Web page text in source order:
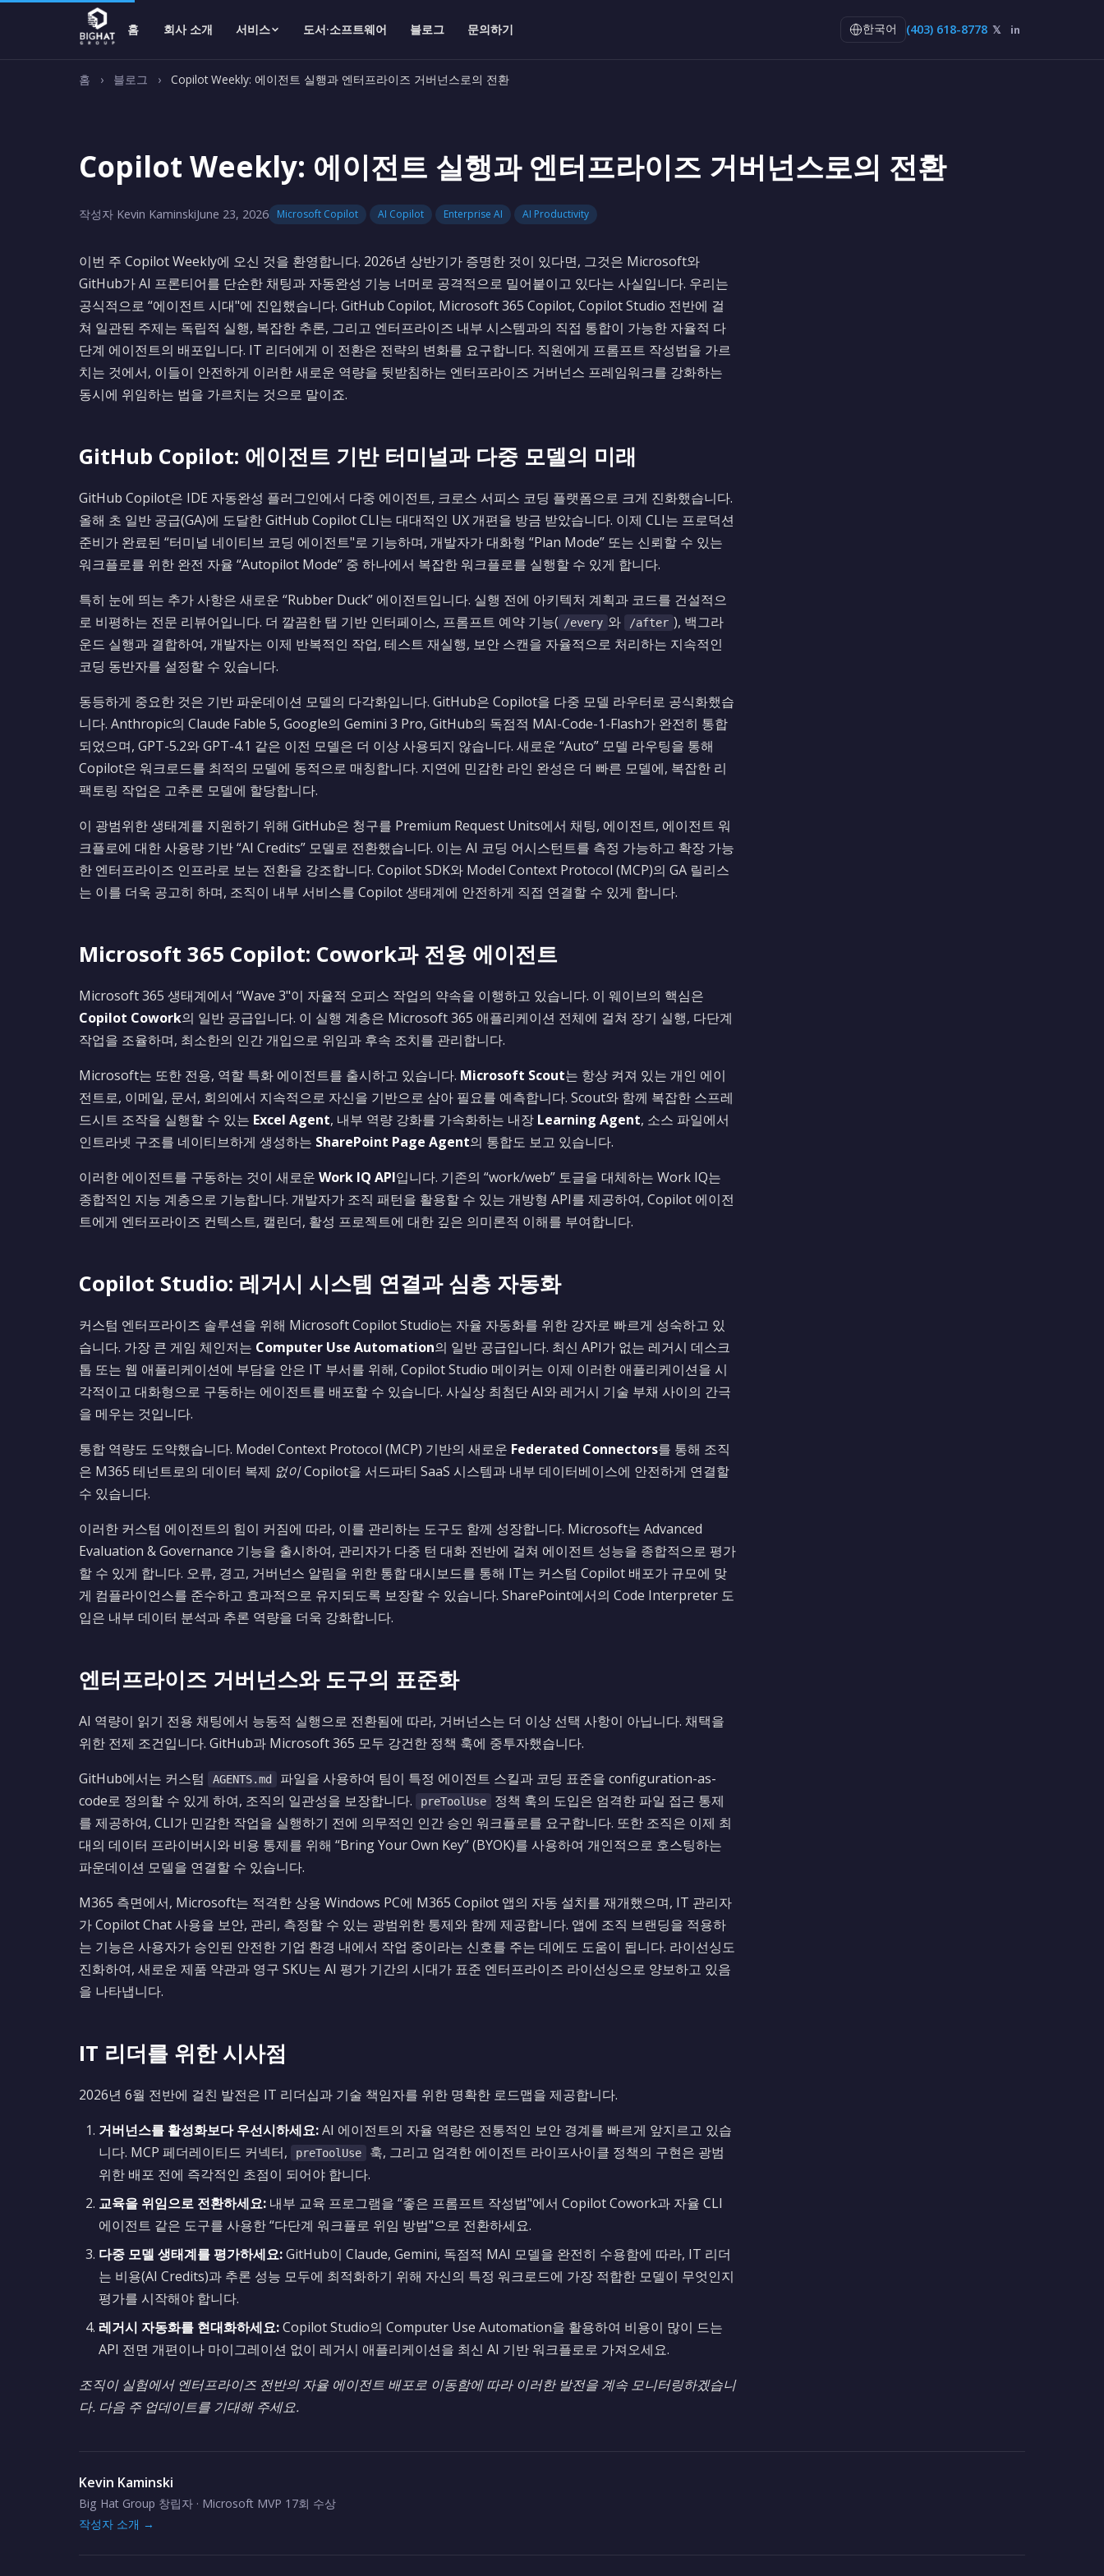
홈 회사 소개 서비스 도서·소프트웨어 블로그 문의하기 한국어 (403) 618-8778 𝕏 in
홈 › 블로그 › Copilot Weekly: 에이전트 실행과 엔터프라이즈 거버넌스로의 전환
Copilot Weekly: 에이전트 실행과 엔터프라이즈 거버넌스로의 전환
작성자 Kevin KaminskiJune 23, 2026 Microsoft Copilot AI Copilot Enterprise AI AI Productivity
이번 주 Copilot Weekly에 오신 것을 환영합니다. 2026년 상반기가 증명한 것이 있다면, 그것은 Microsoft와
GitHub가 AI 프론티어를 단순한 채팅과 자동완성 기능 너머로 공격적으로 밀어붙이고 있다는 사실입니다. 우리는
공식적으로 “에이전트 시대"에 진입했습니다. GitHub Copilot, Microsoft 365 Copilot, Copilot Studio 전반에 걸
쳐 일관된 주제는 독립적 실행, 복잡한 추론, 그리고 엔터프라이즈 내부 시스템과의 직접 통합이 가능한 자율적 다
단계 에이전트의 배포입니다. IT 리더에게 이 전환은 전략의 변화를 요구합니다. 직원에게 프롬프트 작성법을 가르
치는 것에서, 이들이 안전하게 이러한 새로운 역량을 뒷받침하는 엔터프라이즈 거버넌스 프레임워크를 강화하는
동시에 위임하는 법을 가르치는 것으로 말이죠.
GitHub Copilot: 에이전트 기반 터미널과 다중 모델의 미래
GitHub Copilot은 IDE 자동완성 플러그인에서 다중 에이전트, 크로스 서피스 코딩 플랫폼으로 크게 진화했습니다.
올해 초 일반 공급(GA)에 도달한 GitHub Copilot CLI는 대대적인 UX 개편을 방금 받았습니다. 이제 CLI는 프로덕션
준비가 완료된 “터미널 네이티브 코딩 에이전트"로 기능하며, 개발자가 대화형 “Plan Mode” 또는 신뢰할 수 있는
워크플로를 위한 완전 자율 “Autopilot Mode” 중 하나에서 복잡한 워크플로를 실행할 수 있게 합니다.
특히 눈에 띄는 추가 사항은 새로운 “Rubber Duck” 에이전트입니다. 실행 전에 아키텍처 계획과 코드를 건설적으
로 비평하는 전문 리뷰어입니다. 더 깔끔한 탭 기반 인터페이스, 프롬프트 예약 기능( /every 와 /after ), 백그라
운드 실행과 결합하여, 개발자는 이제 반복적인 작업, 테스트 재실행, 보안 스캔을 자율적으로 처리하는 지속적인
코딩 동반자를 설정할 수 있습니다.
동등하게 중요한 것은 기반 파운데이션 모델의 다각화입니다. GitHub은 Copilot을 다중 모델 라우터로 공식화했습
니다. Anthropic의 Claude Fable 5, Google의 Gemini 3 Pro, GitHub의 독점적 MAI-Code-1-Flash가 완전히 통합
되었으며, GPT-5.2와 GPT-4.1 같은 이전 모델은 더 이상 사용되지 않습니다. 새로운 “Auto” 모델 라우팅을 통해
Copilot은 워크로드를 최적의 모델에 동적으로 매칭합니다. 지연에 민감한 라인 완성은 더 빠른 모델에, 복잡한 리
팩토링 작업은 고추론 모델에 할당합니다.
이 광범위한 생태계를 지원하기 위해 GitHub은 청구를 Premium Request Units에서 채팅, 에이전트, 에이전트 워
크플로에 대한 사용량 기반 “AI Credits” 모델로 전환했습니다. 이는 AI 코딩 어시스턴트를 측정 가능하고 확장 가능
한 엔터프라이즈 인프라로 보는 전환을 강조합니다. Copilot SDK와 Model Context Protocol (MCP)의 GA 릴리스
는 이를 더욱 공고히 하며, 조직이 내부 서비스를 Copilot 생태계에 안전하게 직접 연결할 수 있게 합니다.
Microsoft 365 Copilot: Cowork과 전용 에이전트
Microsoft 365 생태계에서 “Wave 3"이 자율적 오피스 작업의 약속을 이행하고 있습니다. 이 웨이브의 핵심은
Copilot Cowork의 일반 공급입니다. 이 실행 계층은 Microsoft 365 애플리케이션 전체에 걸쳐 장기 실행, 다단계
작업을 조율하며, 최소한의 인간 개입으로 위임과 후속 조치를 관리합니다.
Microsoft는 또한 전용, 역할 특화 에이전트를 출시하고 있습니다. Microsoft Scout는 항상 켜져 있는 개인 에이
전트로, 이메일, 문서, 회의에서 지속적으로 자신을 기반으로 삼아 필요를 예측합니다. Scout와 함께 복잡한 스프레
드시트 조작을 실행할 수 있는 Excel Agent, 내부 역량 강화를 가속화하는 내장 Learning Agent, 소스 파일에서
인트라넷 구조를 네이티브하게 생성하는 SharePoint Page Agent의 통합도 보고 있습니다.
이러한 에이전트를 구동하는 것이 새로운 Work IQ API입니다. 기존의 “work/web” 토글을 대체하는 Work IQ는
종합적인 지능 계층으로 기능합니다. 개발자가 조직 패턴을 활용할 수 있는 개방형 API를 제공하여, Copilot 에이전
트에게 엔터프라이즈 컨텍스트, 캘린더, 활성 프로젝트에 대한 깊은 의미론적 이해를 부여합니다.
Copilot Studio: 레거시 시스템 연결과 심층 자동화
커스텀 엔터프라이즈 솔루션을 위해 Microsoft Copilot Studio는 자율 자동화를 위한 강자로 빠르게 성숙하고 있
습니다. 가장 큰 게임 체인저는 Computer Use Automation의 일반 공급입니다. 최신 API가 없는 레거시 데스크
톱 또는 웹 애플리케이션에 부담을 안은 IT 부서를 위해, Copilot Studio 메이커는 이제 이러한 애플리케이션을 시
각적이고 대화형으로 구동하는 에이전트를 배포할 수 있습니다. 사실상 최첨단 AI와 레거시 기술 부채 사이의 간극
을 메우는 것입니다.
통합 역량도 도약했습니다. Model Context Protocol (MCP) 기반의 새로운 Federated Connectors를 통해 조직
은 M365 테넌트로의 데이터 복제 없이Copilot을 서드파티 SaaS 시스템과 내부 데이터베이스에 안전하게 연결할
수 있습니다.
이러한 커스텀 에이전트의 힘이 커짐에 따라, 이를 관리하는 도구도 함께 성장합니다. Microsoft는 Advanced
Evaluation & Governance 기능을 출시하여, 관리자가 다중 턴 대화 전반에 걸쳐 에이전트 성능을 종합적으로 평가
할 수 있게 합니다. 오류, 경고, 거버넌스 알림을 위한 통합 대시보드를 통해 IT는 커스텀 Copilot 배포가 규모에 맞
게 컴플라이언스를 준수하고 효과적으로 유지되도록 보장할 수 있습니다. SharePoint에서의 Code Interpreter 도
입은 내부 데이터 분석과 추론 역량을 더욱 강화합니다.
엔터프라이즈 거버넌스와 도구의 표준화
AI 역량이 읽기 전용 채팅에서 능동적 실행으로 전환됨에 따라, 거버넌스는 더 이상 선택 사항이 아닙니다. 채택을
위한 전제 조건입니다. GitHub과 Microsoft 365 모두 강건한 정책 훅에 중투자했습니다.
GitHub에서는 커스텀
AGENTS.md
파일을 사용하여 팀이 특정 에이전트 스킬과 코딩 표준을 configuration-as-
code로 정의할 수 있게 하여, 조직의 일관성을 보장합니다.
preToolUse
정책 훅의 도입은 엄격한 파일 접근 통제
를 제공하여, CLI가 민감한 작업을 실행하기 전에 의무적인 인간 승인 워크플로를 요구합니다. 또한 조직은 이제 최
대의 데이터 프라이버시와 비용 통제를 위해 “Bring Your Own Key” (BYOK)를 사용하여 개인적으로 호스팅하는
파운데이션 모델을 연결할 수 있습니다.
M365 측면에서, Microsoft는 적격한 상용 Windows PC에 M365 Copilot 앱의 자동 설치를 재개했으며, IT 관리자
가 Copilot Chat 사용을 보안, 관리, 측정할 수 있는 광범위한 통제와 함께 제공합니다. 앱에 조직 브랜딩을 적용하
는 기능은 사용자가 승인된 안전한 기업 환경 내에서 작업 중이라는 신호를 주는 데에도 도움이 됩니다. 라이선싱도
진화하여, 새로운 제품 약관과 영구 SKU는 AI 평가 기간의 시대가 표준 엔터프라이즈 라이선싱으로 양보하고 있음
을 나타냅니다.
IT 리더를 위한 시사점
2026년 6월 전반에 걸친 발전은 IT 리더십과 기술 책임자를 위한 명확한 로드맵을 제공합니다.
거버넌스를 활성화보다 우선시하세요:AI 에이전트의 자율 역량은 전통적인 보안 경계를 빠르게 앞지르고 있습
니다. MCP 페더레이티드 커넥터,
preToolUse
훅, 그리고 엄격한 에이전트 라이프사이클 정책의 구현은 광범
위한 배포 전에 즉각적인 초점이 되어야 합니다.
교육을 위임으로 전환하세요: 내부 교육 프로그램을 “좋은 프롬프트 작성법"에서 Copilot Cowork과 자율 CLI
에이전트 같은 도구를 사용한 “다단계 워크플로 위임 방법"으로 전환하세요.
다중 모델 생태계를 평가하세요:GitHub이 Claude, Gemini, 독점적 MAI 모델을 완전히 수용함에 따라, IT 리더
는 비용(AI Credits)과 추론 성능 모두에 최적화하기 위해 자신의 특정 워크로드에 가장 적합한 모델이 무엇인지
평가를 시작해야 합니다.
레거시 자동화를 현대화하세요:Copilot Studio의 Computer Use Automation을 활용하여 비용이 많이 드는
API 전면 개편이나 마이그레이션 없이 레거시 애플리케이션을 최신 AI 기반 워크플로로 가져오세요.
조직이 실험에서 엔터프라이즈 전반의 자율 에이전트 배포로 이동함에 따라 이러한 발전을 계속 모니터링하겠습니
다. 다음 주 업데이트를 기대해 주세요.
Kevin Kaminski
Big Hat Group 창립자 · Microsoft MVP 17회 수상
작성자 소개 →